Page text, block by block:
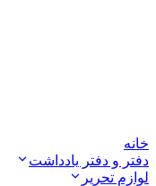
خانه
دفتر و دفتر یادداشت
لوازم تحریر